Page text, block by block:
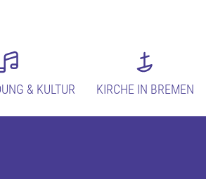
& KULTUR KIRCHE IN BREMEN